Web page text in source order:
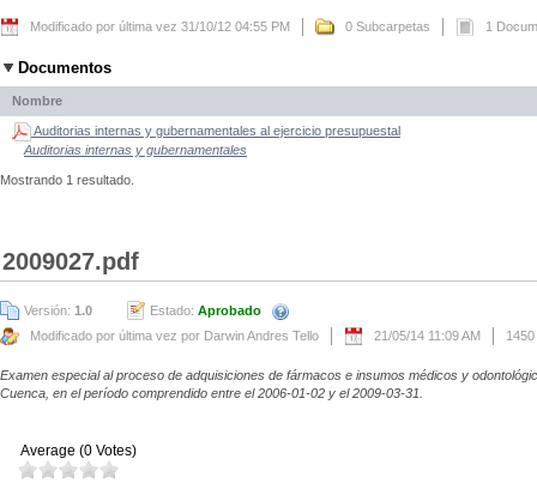
Modificado por última vez 31/10/12 04:55 PM 0 Subcarpetas 1
Documentos
Nombre
Auditorias internas y gubernamentales al ejercicio presupuestal
Auditorias internas y gubernamentales
Mostrando 1 resultado.
2009027.pdf
Versión: 1.0 Estado: Aprobado
Modificado por última vez por Darwin Andres Tello
21/05/14 11:09 AM
Examen especial al proceso de adquisiciones de fármacos e insumos médicos y
Cuenca, en el período comprendido entre el 2006-01-02 y el 2009-03-31.
Average (0 Votes)